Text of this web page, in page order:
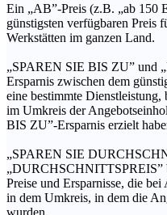
Ein „AB”-Preis (z.B. „ab 150
günstigsten verfügbaren Preis
Werkstätten im ganzen Land.
„SPAREN SIE BIS ZU” und
Ersparnis zwischen dem
eine bestimmte
im Umkreis der
BIS ZU”-Ersparnis erzielt
„SPAREN SIE
„DURCHSCHNITTSPREIS”
Preise und Ersparnisse, die
in dem Umkreis, in dem die
wurden.